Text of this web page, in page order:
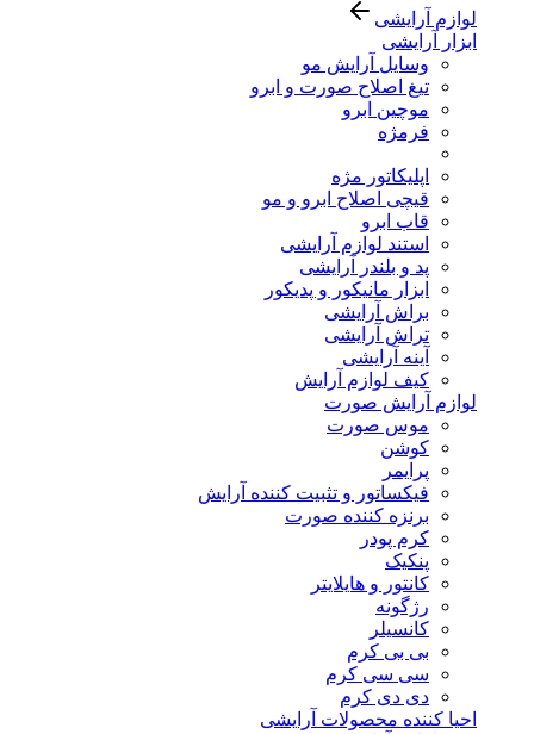
لوازم آرایشی
ابزار آرایشی
وسایل آرایش مو
تیغ اصلاح صورت و ابرو
موچین ابرو
فرمژه
اپلیکاتور مژه
قیچی اصلاح ابرو و مو
قاب ابرو
استند لوازم آرایشی
پد و بلندر آرایشی
ابزار مانیکور و پدیکور
براش آرایشی
تراش آرایشی
آینه آرایشی
کیف لوازم آرایش
لوازم آرایش صورت
موس صورت
کوشن
پرایمر
فیکساتور و تثبیت کننده آرایش
برنزه کننده صورت
کرم پودر
پنکیک
کانتور و هایلایتر
رژگونه
کانسیلر
بی بی کرم
سی سی کرم
دی دی کرم
احیا کننده محصولات آرایشی